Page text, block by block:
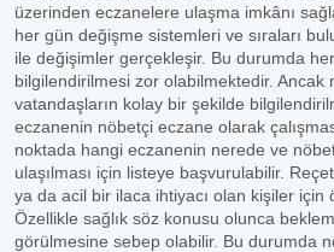
üzerinden eczanelere ulaşma imkânı
her gün değişme sistemleri ve sıraları
ile değişimler gerçekleşir. Bu durumda
bilgilendirilmesi zor olabilmektedir. Ancak
vatandaşların kolay bir şekilde
eczanenin nöbetçi eczane olarak
noktada hangi eczanenin nerede ve
ulaşılması için listeye başvurulabilir.
ya da acil bir ilaca ihtiyacı olan kişiler için
Özellikle sağlık söz konusu olunca
görülmesine sebep olabilir. Bu durumda